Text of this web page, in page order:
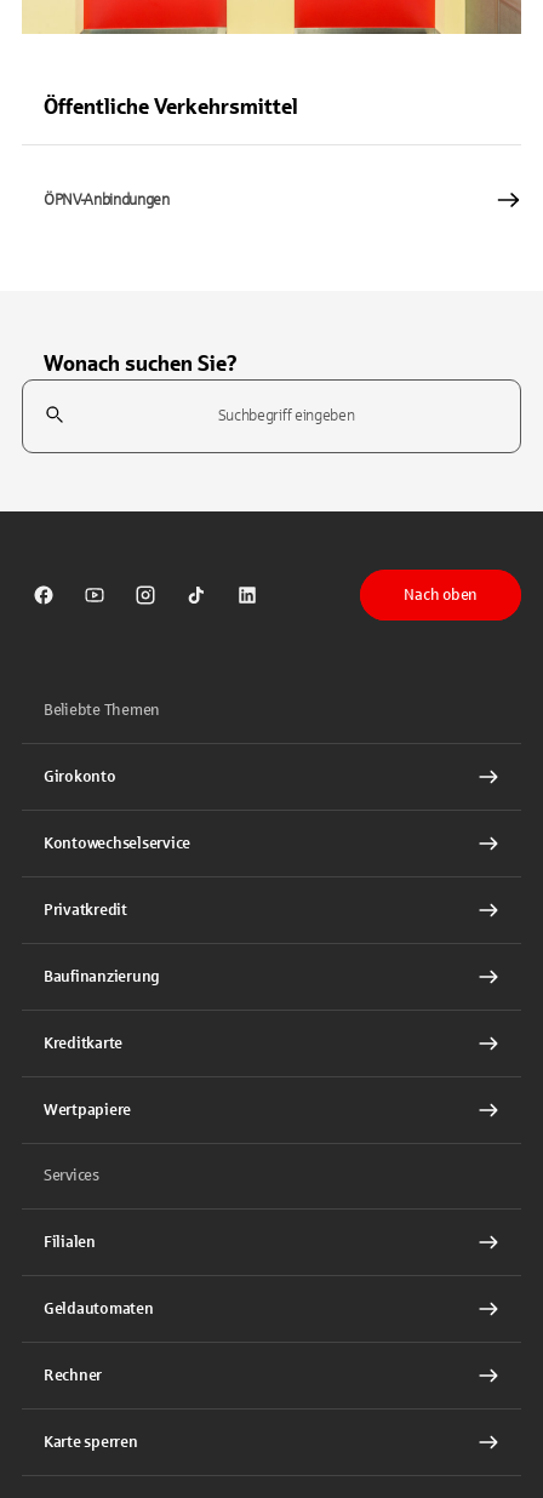
Öffentliche Verkehrsmittel
ÖPNV-Anbindungen
Wonach suchen Sie?
Suchfeld
Sparkasse auf Facebook
Sparkasse auf Youtube
Sparkasse auf Instagram
Sparkasse auf TikTok
Sparkasse auf LinkedIn
Nach oben
Beliebte Themen
Girokonto
Kontowechselservice
Privatkredit
Baufinanzierung
Kreditkarte
Wertpapiere
Services
Filialen
Geldautomaten
Rechner
Karte sperren